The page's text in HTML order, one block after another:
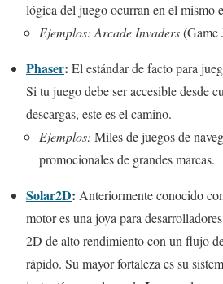
lógica del juego ocurran en el mismo
Ejemplos: Arcade Invaders(Game
Phaser: El estándar de facto para
Si tu juego debe ser accesible desde
descargas, este es el camino.
Ejemplos: Miles de juegos de
promocionales de grandes marcas.
Solar2D: Anteriormente conocido
motor es una joya para
2D de alto rendimiento con un flujo
rápido. Su mayor fortaleza es su